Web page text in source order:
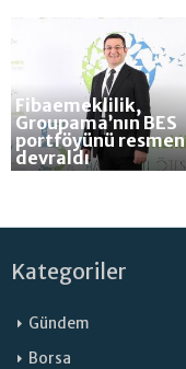
Fibaemeklilik,
Groupama’nın BES
portföyünü resmen
devraldı
Kategoriler
Gündem
Borsa